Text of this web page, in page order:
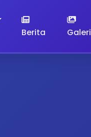
Berita
Galeri